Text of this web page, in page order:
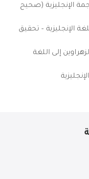
الإنجليزية (صحيح
الإنجليزية – تحقيق
إلى اللغة